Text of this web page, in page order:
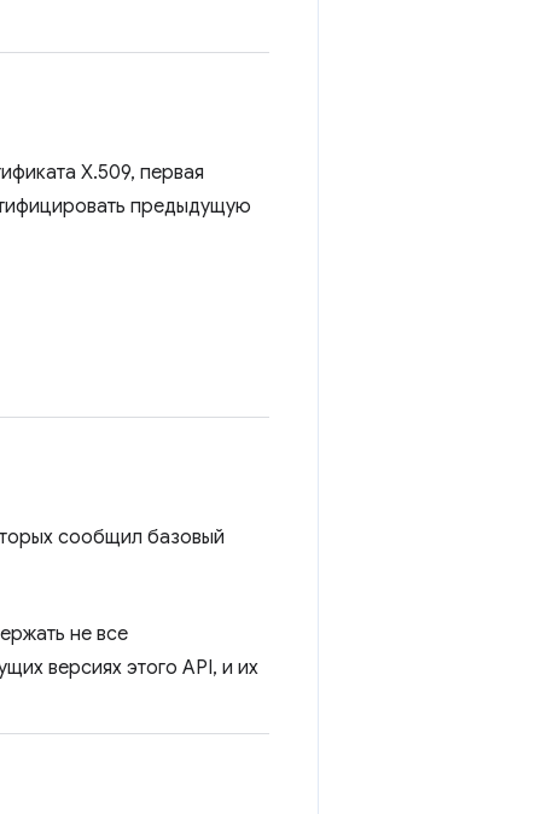
X.509, первая
предыдущую
сообщил базовый
не все
версиях этого API, и их